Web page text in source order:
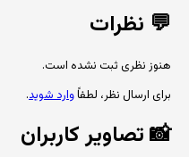
💬 نظرات
هنوز نظری ثبت نشده است.
برای ارسال نظر، لطفاًوارد شوید.
📸تصاویر کاربران